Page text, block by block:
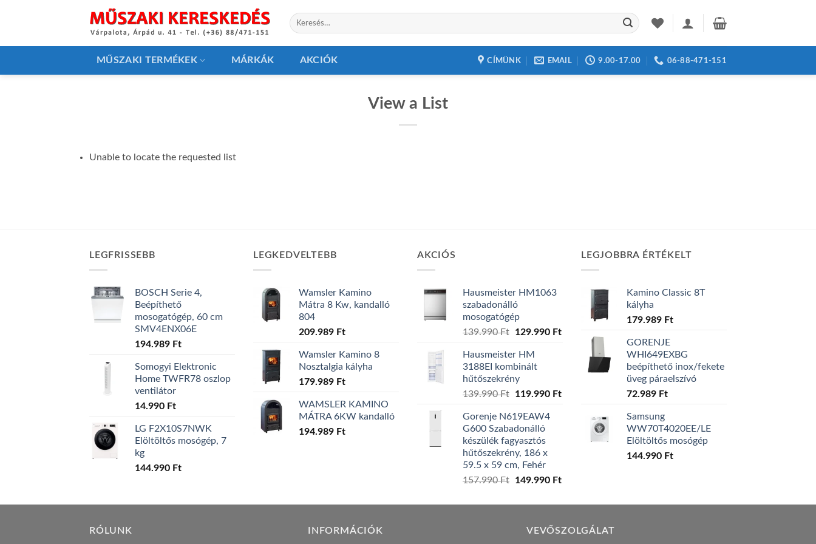
Keresés
a
MŰSZAKI TERMÉKEK MÁRKÁK AKCIÓK CÍMÜNK EMAIL 9.00-17.00 06-88-471-151
View a List
Unable to locate the requested list
LEGFRISSEBB
BOSCH Serie 4,
Beépíthető
mosogatógép, 60 cm
SMV4ENX06E
194.989 Ft
Somogyi Elektronic
Home TWFR78 oszlop
ventilátor
14.990 Ft
LG F2X10S7NWK
Elöltöltős mosógép, 7
kg
144.990 Ft
LEGKEDVELTEBB
Wamsler Kamino
Mátra 8 Kw, kandalló
804
209.989 Ft
Wamsler Kamino 8
Nosztalgia kályha
179.989 Ft
WAMSLER KAMINO
MÁTRA 6KW kandalló
194.989 Ft
AKCIÓS
Hausmeister HM1063
szabadonálló
mosogatógép
139.990Ft
Original
was:
139.990 Ft.
129.990 FtCurrent
129.990 Ft.
Hausmeister HM
3188EI kombinált
hűtőszekrény
139.990Ft
Original
was:
139.990 Ft.
119.990 FtCurrent
119.990 Ft.
Gorenje N619EAW4
G600 Szabadonálló
készülék fagyasztós
hűtőszekrény, 186 x
59.5 x 59 cm, Fehér
157.990Ft
Original
was:
149.990 FtCurrent
is:
LEGJOBBRA ÉRTÉKELT
Kamino Classic 8T
kályha
179.989 Ft
GORENJE
WHI649EXBG
beépíthető inox/fekete
üveg páraelszívó
72.989 Ft
Samsung
WW70T4020EE/LE
Elöltöltős mosógép
144.990 Ft
RÓLUNK INFORMÁCIÓK VEVŐSZOLGÁLAT